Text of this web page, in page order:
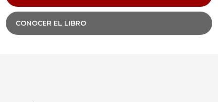
CONOCER EL LIBRO